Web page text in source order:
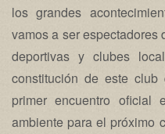
los grandes
vamos a ser espectadores
deportivas y clubes
constitución de este
primer encuentro
ambiente para el próximo